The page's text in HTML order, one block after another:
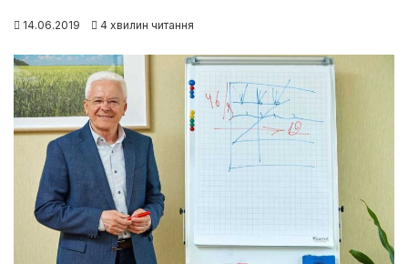
14.06.2019 4 хвилин читання